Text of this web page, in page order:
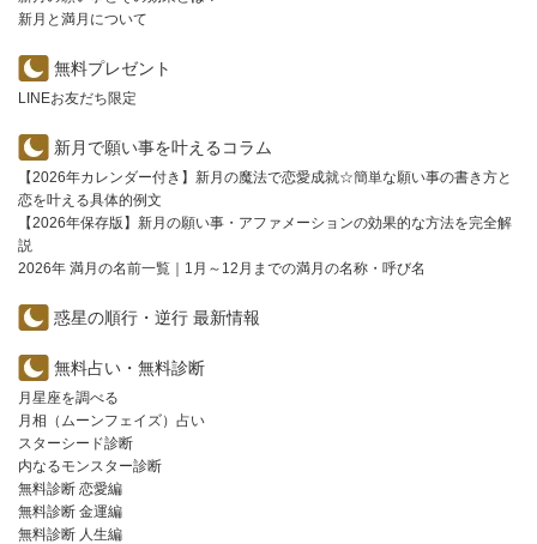
新月と満月について
無料プレゼント
LINEお友だち限定
新月で願い事を叶えるコラム
【2026年カレンダー付き】新月の魔法で恋愛成就☆簡単な願い事の書き方と
恋を叶える具体的例文
【2026年保存版】新月の願い事・アファメーションの効果的な方法を完全解
説
2026年 満月の名前一覧｜1月～12月までの満月の名称・呼び名
惑星の順行・逆行 最新情報
無料占い・無料診断
月星座を調べる
月相（ムーンフェイズ）占い
スターシード診断
内なるモンスター診断
無料診断 恋愛編
無料診断 金運編
無料診断 人生編